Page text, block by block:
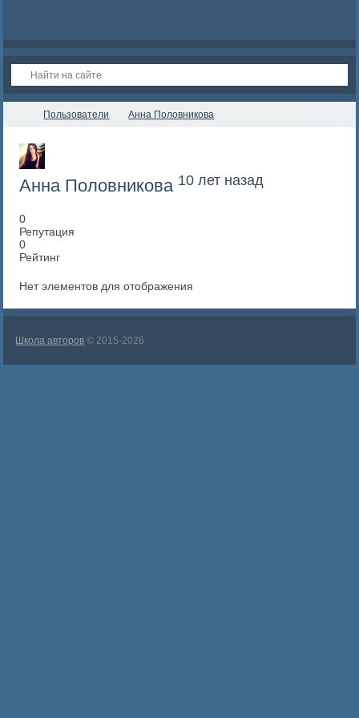
Пользователи Анна Половникова
Анна Половникова 10 лет назад
0
Репутация
0
Рейтинг
Нет элементов для отображения
Школа авторов © 2015-2026